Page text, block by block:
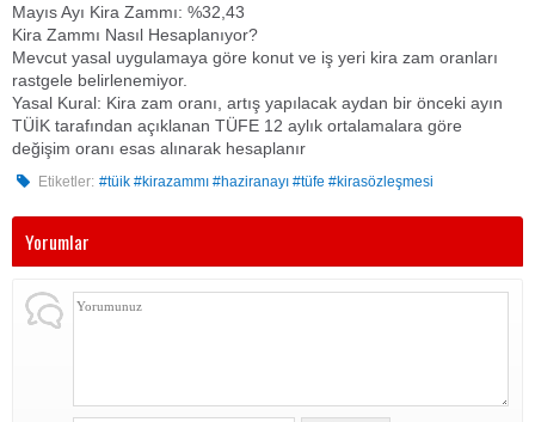
​Mayıs Ayı Kira Zammı: %32,43
​Kira Zammı Nasıl Hesaplanıyor?
​Mevcut yasal uygulamaya göre konut ve iş yeri kira zam oranları
rastgele belirlenemiyor.
​Yasal Kural: Kira zam oranı, artış yapılacak aydan bir önceki ayın
TÜİK tarafından açıklanan TÜFE 12 aylık ortalamalara göre
değişim oranı esas alınarak hesaplanır
Etiketler: #tüik #kirazammı #haziranayı #tüfe #kirasözleşmesi
Yorumlar